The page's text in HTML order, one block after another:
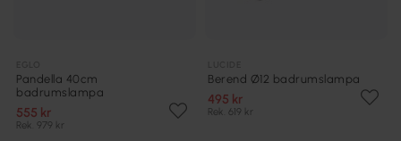
Pandella 40cm
badrumslampa
555 kr
Rek. 979 kr
Berend Ø12 badrumslampa
495 kr
Rek. 619 kr